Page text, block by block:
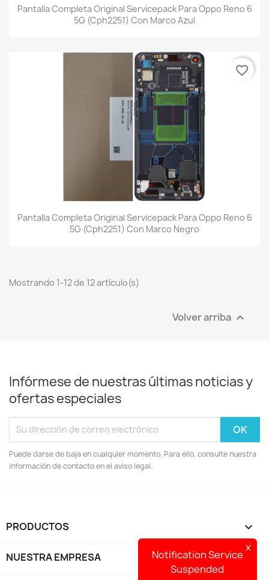
Pantalla Completa Original Servicepack Para Oppo Reno 6
5G (Cph2251) Con Marco Azul
Pantalla Completa Original Servicepack Para Oppo Reno 6
5G (Cph2251) Con Marco Negro
favorite_border
Mostrando 1-12 de 12 artículo(s)
Volver arriba 
Infórmese de nuestras últimas noticias y
ofertas especiales
Puede darse de baja en cualquier momento. Para ello, consulte nuestra
información de contacto en el aviso legal.
PRODUCTOS 
NUESTRA EMPRESA 
x
Notification Service
Suspended